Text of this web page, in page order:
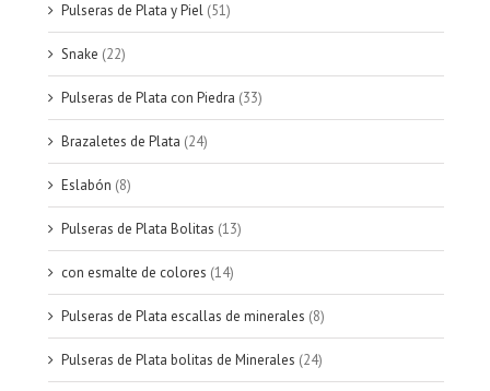
Pulseras de Plata y Piel (51)
Snake (22)
Pulseras de Plata con Piedra (33)
Brazaletes de Plata (24)
Eslabón (8)
Pulseras de Plata Bolitas (13)
con esmalte de colores (14)
Pulseras de Plata escallas de minerales (8)
Pulseras de Plata bolitas de Minerales (24)